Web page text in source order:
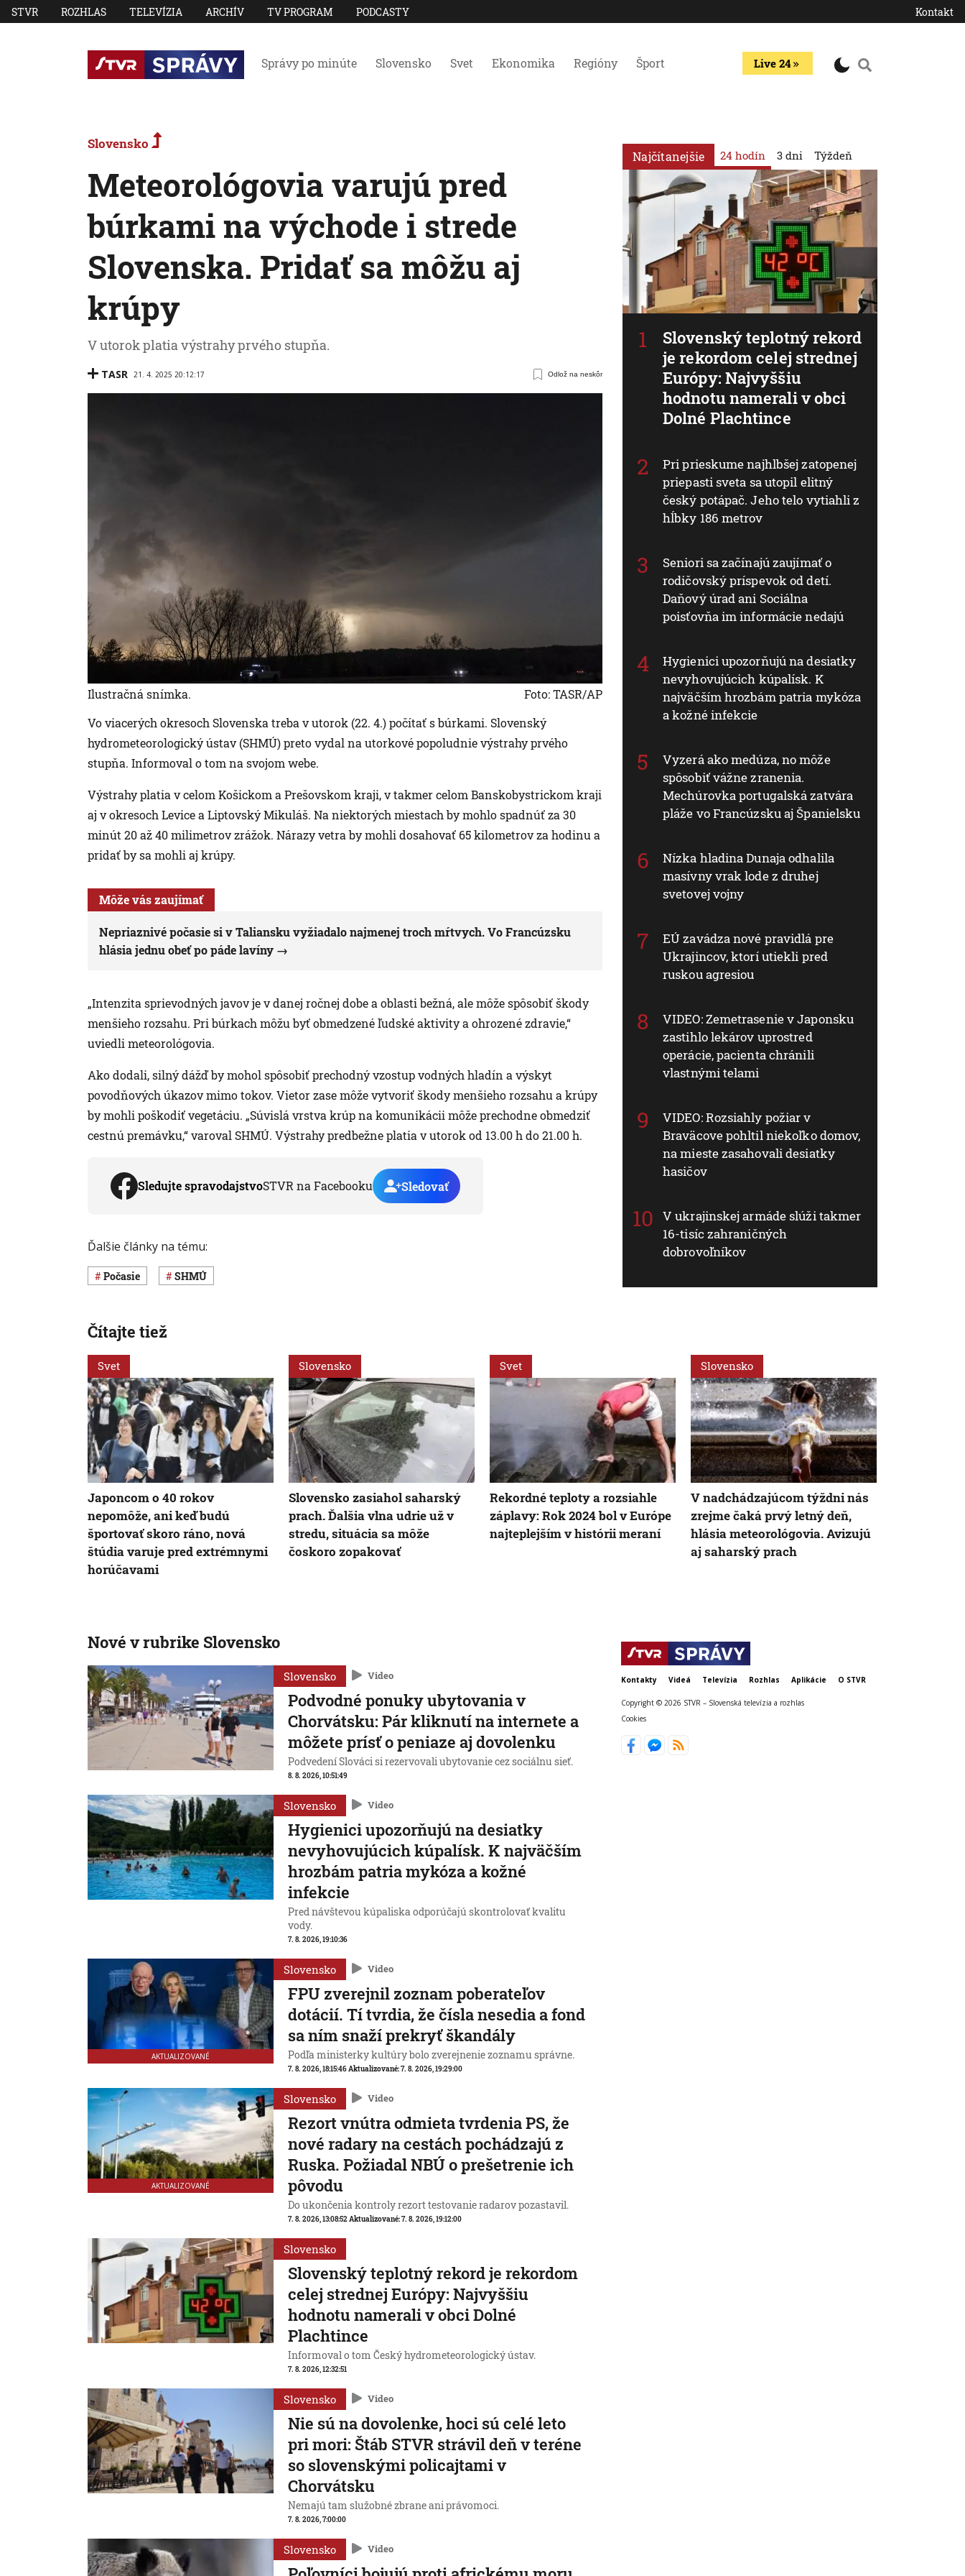
STVR ROZHLAS TELEVÍZIA ARCHÍV TV PROGRAM PODCASTY Kontakt
Správy po minúte Slovensko Svet Ekonomika Regióny Šport Live 24
Slovensko
Meteorológovia varujú pred
búrkami na východe i strede
Slovenska. Pridať sa môžu aj
krúpy
V utorok platia výstrahy prvého stupňa.
TASR 21. 4. 2025 20:12:17 Odlož na neskôr
Ilustračná snímka.
Foto: TASR/AP
Vo viacerých okresoch Slovenska treba v utorok (22. 4.) počítať s búrkami. Slovenský
hydrometeorologický ústav (SHMÚ) preto vydal na utorkové popoludnie výstrahy prvého
stupňa. Informoval o tom na svojom webe.
Výstrahy platia v celom Košickom a Prešovskom kraji, v takmer celom Banskobystrickom kraji
aj v okresoch Levice a Liptovský Mikuláš. Na niektorých miestach by mohlo spadnúť za 30
minút 20 až 40 milimetrov zrážok. Nárazy vetra by mohli dosahovať 65 kilometrov za hodinu a
pridať by sa mohli aj krúpy.
Môže vás zaujímať
Nepriaznivé počasie si v Taliansku vyžiadalo najmenej troch mŕtvych. Vo Francúzsku
hlásia jednu obeť po páde lavíny
„Intenzita sprievodných javov je v danej ročnej dobe a oblasti bežná, ale môže spôsobiť škody
menšieho rozsahu. Pri búrkach môžu byť obmedzené ľudské aktivity a ohrozené zdravie,“
uviedli meteorológovia.
Ako dodali, silný dážď by mohol spôsobiť prechodný vzostup vodných hladín a výskyt
povodňových úkazov mimo tokov. Vietor zase môže vytvoriť škody menšieho rozsahu a krúpy
by mohli poškodiť vegetáciu. „Súvislá vrstva krúp na komunikácii môže prechodne obmedziť
cestnú premávku,“ varoval SHMÚ. Výstrahy predbežne platia v utorok od 13.00 h do 21.00 h.
Sledujte spravodajstvoSTVR na Facebooku Sledovať
Ďalšie články na tému:
Počasie SHMÚ
Najčítanejšie 24 hodín
Slovenský teplotný rekord
je rekordom celej strednej
Európy: Najvyššiu
hodnotu namerali v obci
Dolné Plachtince
Pri prieskume najhlbšej zatopenej
priepasti sveta sa utopil elitný
český potápač. Jeho telo vytiahli z
hĺbky 186 metrov
Seniori sa začínajú zaujímať o
rodičovský príspevok od detí.
Daňový úrad ani Sociálna
poisťovňa im informácie nedajú
Hygienici upozorňujú na desiatky
nevyhovujúcich kúpalísk. K
najväčším hrozbám patria mykóza
a kožné infekcie
Vyzerá ako medúza, no môže
spôsobiť vážne zranenia.
Mechúrovka portugalská zatvára
pláže vo Francúzsku aj Španielsku
Nízka hladina Dunaja odhalila
masívny vrak lode z druhej
svetovej vojny
EÚ zavádza nové pravidlá pre
Ukrajincov, ktorí utiekli pred
ruskou agresiou
VIDEO: Zemetrasenie v Japonsku
zastihlo lekárov uprostred
operácie, pacienta chránili
vlastnými telami
VIDEO: Rozsiahly požiar v
Braväcove pohltil niekoľko domov,
na mieste zasahovali desiatky
hasičov
V ukrajinskej armáde slúži takmer
16-tisíc zahraničných
dobrovoľníkov
3 dni Týždeň
Čítajte tiež
Svet
Japoncom o 40 rokov
nepomôže, ani keď budú
športovať skoro ráno, nová
štúdia varuje pred extrémnymi
horúčavami
Slovensko
Slovensko zasiahol saharský
prach. Ďalšia vlna udrie už v
stredu, situácia sa môže
čoskoro zopakovať
Svet
Rekordné teploty a rozsiahle
záplavy: Rok 2024 bol v Európe
najteplejším v histórii meraní
Slovensko
V nadchádzajúcom týždni nás
zrejme čaká prvý letný deň,
hlásia meteorológovia. Avizujú
aj saharský prach
Nové v rubrike Slovensko
Slovensko Video
Podvodné ponuky ubytovania v
Chorvátsku: Pár kliknutí na internete a
môžete prísť o peniaze aj dovolenku
Podvedení Slováci si rezervovali ubytovanie cez sociálnu sieť.
8. 8. 2026, 10:51:49
Slovensko Video
Hygienici upozorňujú na desiatky
nevyhovujúcich kúpalísk. K najväčším
hrozbám patria mykóza a kožné
infekcie
Pred návštevou kúpaliska odporúčajú skontrolovať kvalitu
vody.
7. 8. 2026, 19:10:36
AKTUALIZOVANÉ
Slovensko Video
FPU zverejnil zoznam poberateľov
dotácií. Tí tvrdia, že čísla nesedia a fond
sa ním snaží prekryť škandály
Podľa ministerky kultúry bolo zverejnenie zoznamu správne.
7. 8. 2026, 18:15:46Aktualizované:7. 8. 2026, 19:29:00
AKTUALIZOVANÉ
Slovensko Video
Rezort vnútra odmieta tvrdenia PS, že
nové radary na cestách pochádzajú z
Ruska. Požiadal NBÚ o prešetrenie ich
pôvodu
Do ukončenia kontroly rezort testovanie radarov pozastavil.
7. 8. 2026, 13:08:52Aktualizované:7. 8. 2026, 19:12:00
Slovensko
Slovenský teplotný rekord je rekordom
celej strednej Európy: Najvyššiu
hodnotu namerali v obci Dolné
Plachtince
Informoval o tom Český hydrometeorologický ústav.
7. 8. 2026, 12:32:51
Slovensko Video
Nie sú na dovolenke, hoci sú celé leto
pri mori: Štáb STVR strávil deň v teréne
so slovenskými policajtami v
Chorvátsku
Nemajú tam služobné zbrane ani právomoci.
7. 8. 2026, 7:00:00
Slovensko Video
Kontakty Videá Televízia Rozhlas Aplikácie O STVR
Copyright © 2026 STVR – Slovenská televízia a rozhlas
Cookies